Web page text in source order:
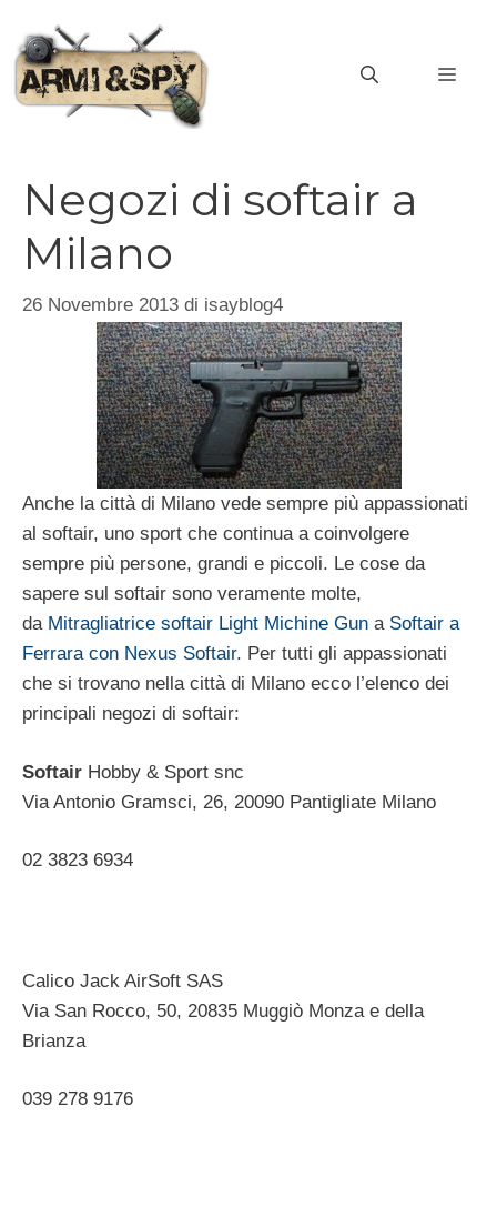
contenuto
Negozi di softair a
Milano
26 Novembre 2013 di isayblog4
Anche la città di Milano vede sempre più appassionati
al softair, uno sport che continua a coinvolgere
sempre più persone, grandi e piccoli. Le cose da
sapere sul softair sono veramente molte,
da Mitragliatrice softair Light Michine Gun a Softair a
Ferrara con Nexus Softair. Per tutti gli appassionati
che si trovano nella città di Milano ecco l’elenco dei
principali negozi di softair:
Softair Hobby & Sport snc
Via Antonio Gramsci, 26, 20090 Pantigliate Milano ‎
02 3823 6934 ‎
Calico Jack AirSoft SAS
Via San Rocco, 50, 20835 Muggiò Monza e della
Brianza ‎
039 278 9176 ‎